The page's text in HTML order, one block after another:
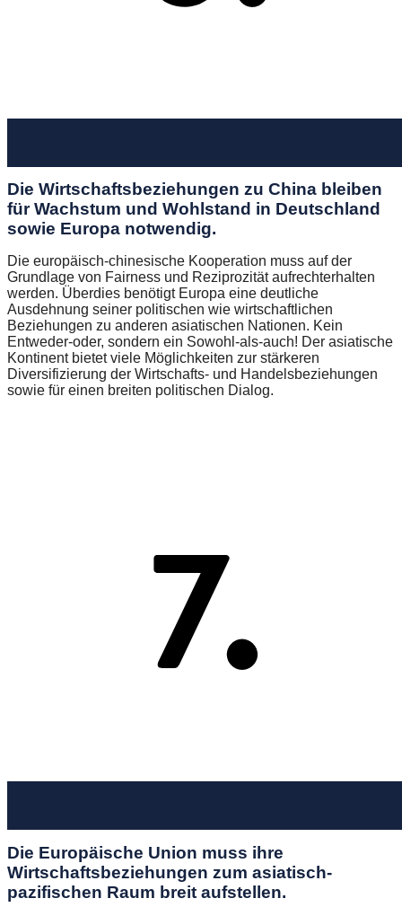
Die Wirtschaftsbeziehungen zu China bleiben
für Wachstum und Wohlstand in Deutschland
sowie Europa notwendig.
Die europäisch-chinesische Kooperation muss auf der
Grundlage von Fairness und Reziprozität aufrechterhalten
werden. Überdies benötigt Europa eine deutliche
Ausdehnung seiner politischen wie wirtschaftlichen
Beziehungen zu anderen asiatischen Nationen. Kein
Entweder-oder, sondern ein Sowohl-als-auch! Der asiatische
Kontinent bietet viele Möglichkeiten zur stärkeren
Diversifizierung der Wirtschafts- und Handelsbeziehungen
sowie für einen breiten politischen Dialog.
Die Europäische Union muss ihre
Wirtschaftsbeziehungen zum asiatisch-
pazifischen Raum breit aufstellen.